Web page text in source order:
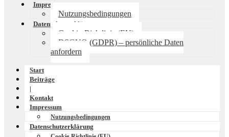
Impressum
Nutzungsbedingungen
Datenschutzerklärung
Cookie-Richtlinie (EU)
DSGVO (GDPR) – persönliche Daten
anfordern
Start
Beiträge
|
Kontakt
Impressum
Nutzungsbedingungen
Datenschutzerklärung